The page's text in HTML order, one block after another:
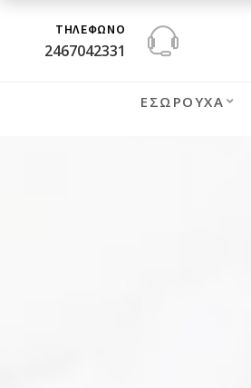
ΤΗΛΕΦΩΝΟ
2467042331
ΕΣΏΡΟΥΧΑ